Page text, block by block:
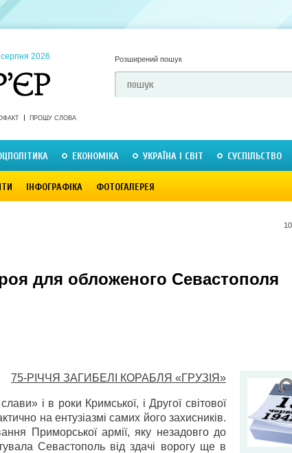
2026 Розширений пошук
ПРОШУ СЛОВА
ЕКОНОМІКА УКРАЇНА І СВІТ СУСПІЛЬСТВО
ІНФОГРАФІКА ФОТОГАЛЕРЕЯ
для обложеного Севастополя
75-РІЧЧЯ ЗАГИБЕЛІ КОРАБЛЯ «ГРУЗІЯ»
і в роки Кримської, і Другої світової
на ентузіазмі самих його захисників.
Приморської армії, яку незадовго до
Севастополь від здачі ворогу ще в